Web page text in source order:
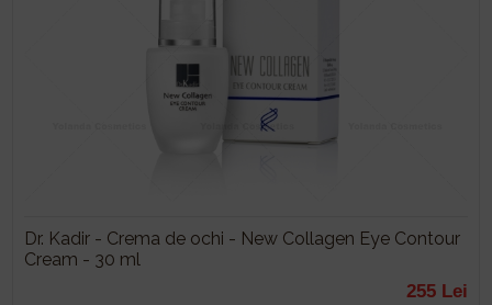
Dr. Kadir - Crema de ochi - New Collagen Eye Contour
Cream - 30 ml
255 Lei